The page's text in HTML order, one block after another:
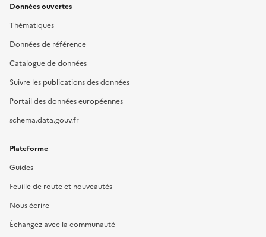
Données ouvertes
Thématiques
Données de référence
Catalogue de données
Suivre les publications des données
Portail des données européennes
schema.data.gouv.fr
Plateforme
Guides
Feuille de route et nouveautés
Nous écrire
Échangez avec la communauté